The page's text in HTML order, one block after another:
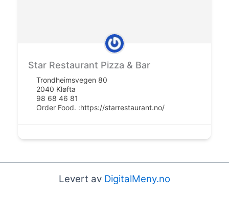
Star Restaurant Pizza & Bar
Trondheimsvegen 80
2040 Kløfta
98 68 46 81
Order Food. :https://starrestaurant.no/
Levert av DigitalMeny.no